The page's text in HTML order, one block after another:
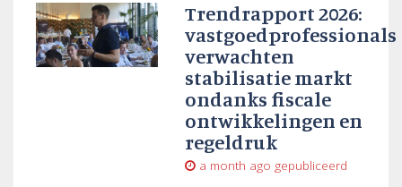
Trendrapport 2026:
vastgoedprofessionals
verwachten
stabilisatie markt
ondanks fiscale
ontwikkelingen en
regeldruk
a month ago gepubliceerd